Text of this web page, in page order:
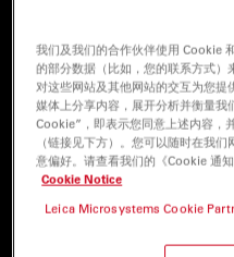
我们及我们的合作伙伴使用 Cookie
的部分数据（比如，您的联系方式
对这些网站及其他网站的交互为您
媒体上分享内容，展开分析并衡量
Cookie”，即表示您同意上述内容，
（链接见下方）。您可以随时在我
意偏好。请查看我们的《Cookie 通
Cookie Notice
Leica Microsystems Cookie